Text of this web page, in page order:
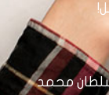
محمد